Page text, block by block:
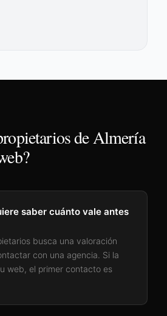
deAlmería
saber cuánto vale antes
busca una valoración
con una agencia. Si la
web, el primer contacto es